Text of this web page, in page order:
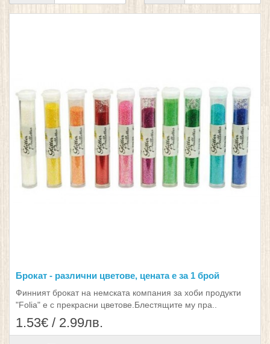
Брокат - различни цветове, цената е за 1 брой
Финният брокат на немската компания за хоби продукти
"Folia" е с прекрасни цветове.Блестящите му пра..
1.53€ / 2.99лв.